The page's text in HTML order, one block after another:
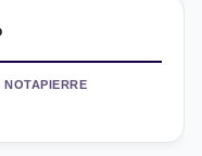
NOTAPIERRE